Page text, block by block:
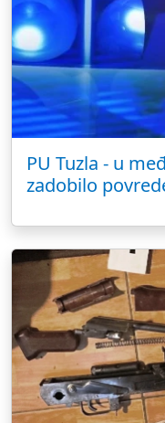
PU Tuzla - u
zadobilo